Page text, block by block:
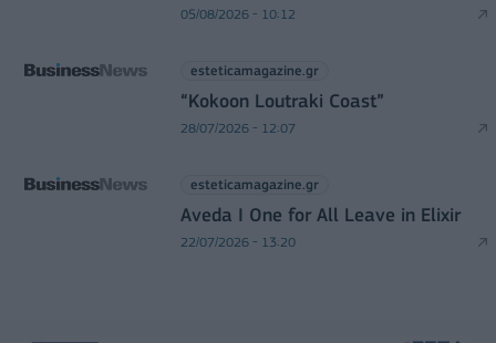
05/08/2026 - 10:12
esteticamagazine.gr
“Kokoon Loutraki Coast”
28/07/2026 - 12:07
esteticamagazine.gr
Aveda I One for All Leave in Elixir
22/07/2026 - 13:20